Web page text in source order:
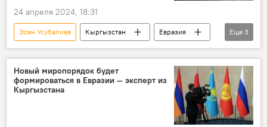
24 апреля 2024, 18:31
Эсен Усубалиев Кыргызстан
Евразия
мировой порядок
безопасность
ОБСЕ
Еще 3
Новый миропорядок будет
формироваться в Евразии — эксперт из
Кыргызстана